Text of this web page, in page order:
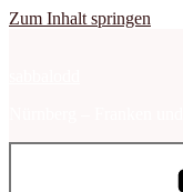
Zum Inhalt springen